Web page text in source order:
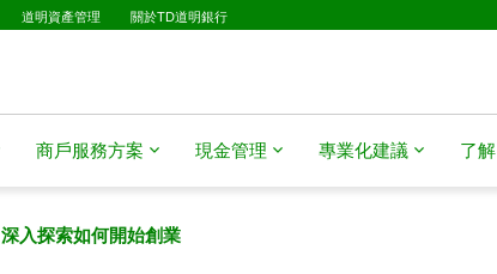
道明資產管理 關於TD道明銀行
商戶服務方案 現金管理 專業化建議 了解
深入探索如何開始創業